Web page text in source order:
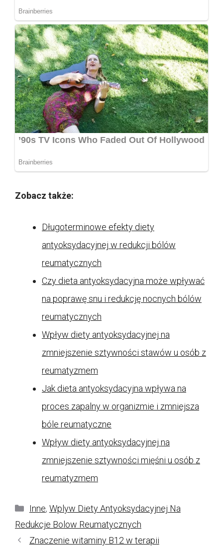
Zobacz także:
Długoterminowe efekty diety
antyoksydacyjnej w redukcji bólów
reumatycznych
Czy dieta antyoksydacyjna może wpływać
na poprawę snu i redukcję nocnych bólów
reumatycznych
Wpływ diety antyoksydacyjnej na
zmniejszenie sztywności stawów u osób z
reumatyzmem
Jak dieta antyoksydacyjna wpływa na
proces zapalny w organizmie i zmniejsza
bóle reumatyczne
Wpływ diety antyoksydacyjnej na
zmniejszenie sztywności mięśni u osób z
reumatyzmem
Kategorie
Inne, Wplyw Diety Antyoksydacyjnej Na
Redukcje Bolow Reumatycznych
Znaczenie witaminy B12 w terapii